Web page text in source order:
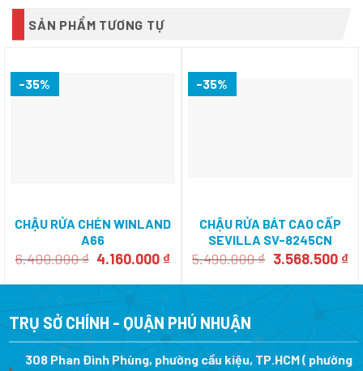
SẢN PHẨM TƯƠNG TỰ
-35%
CHẬU RỬA CHÉN WINLAND
A66
6.400.000₫ Giá
là:
4.160.000 ₫Giá
tại
4.160.000 ₫.
-35%
CHẬU RỬA BÁT CAO CẤP
SEVILLA SV-8245CN
5.490.000₫ Giá
là:
3.568.500 ₫
tại
TRỤ SỞ CHÍNH - QUẬN PHÚ NHUẬN
308 Phan Đình Phùng, phường cầu kiệu, TP.HCM ( phường